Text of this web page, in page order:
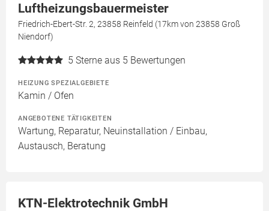
Luftheizungsbauermeister
Friedrich-Ebert-Str. 2, 23858 Reinfeld (17km von 23858 Groß
Niendorf)
5 Sterne aus 5 Bewertungen
HEIZUNG SPEZIALGEBIETE
Kamin / Ofen
ANGEBOTENE TÄTIGKEITEN
Wartung, Reparatur, Neuinstallation / Einbau,
Austausch, Beratung
KTN-Elektrotechnik GmbH